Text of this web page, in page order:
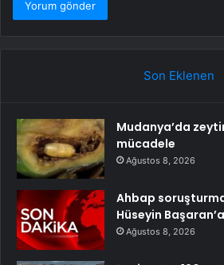
Son Eklenen
Mudanya’da
mücadele
Ağustos 8, 2026
Ahbap
Hüseyin
Ağustos 8, 2026